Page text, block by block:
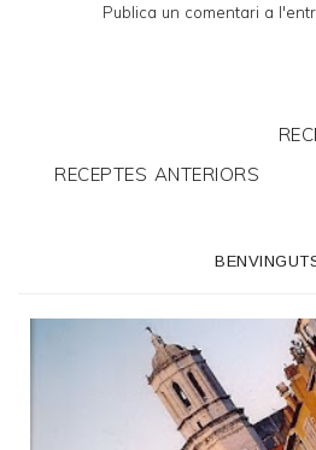
Publica un comentari a
RECEPTES ANTERIORS